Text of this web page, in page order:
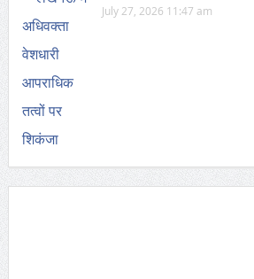
July 27, 2026 11:47 am